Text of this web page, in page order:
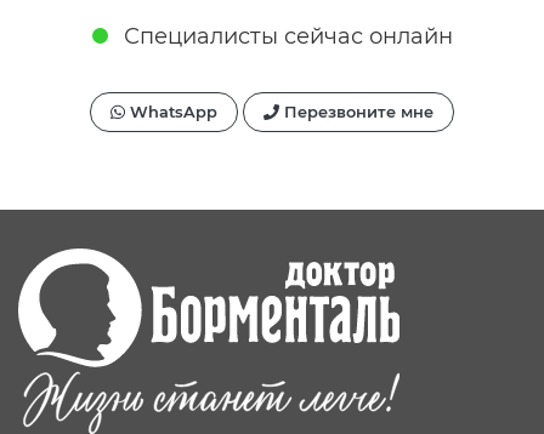
Специалисты сейчас онлайн
WhatsApp Перезвоните мне